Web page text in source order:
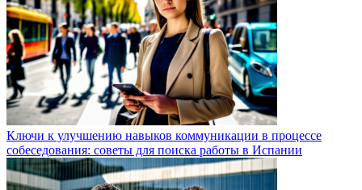
Ключи к улучшению навыков коммуникации в процессе
собеседования: советы для поиска работы в Испании